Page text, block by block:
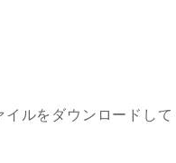
ルをダウンロードして